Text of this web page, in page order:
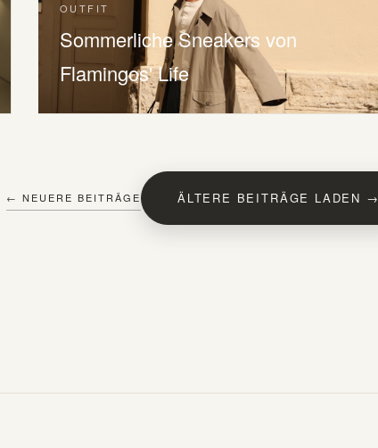
OUTFIT
Sommerliche Sneakers von
Flamingos' Life
← NEUERE BEITRÄGE ÄLTERE BEITRÄGE LADEN →